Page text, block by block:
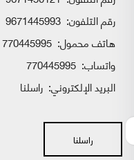
رقم التلفون: 9671445993
هاتف محمول: 770445995
واتساب:
البريد الإلكتروني: راسلنا
راسلنا